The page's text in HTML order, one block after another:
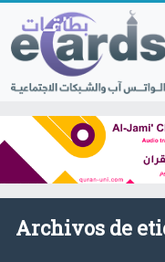
Archivos de